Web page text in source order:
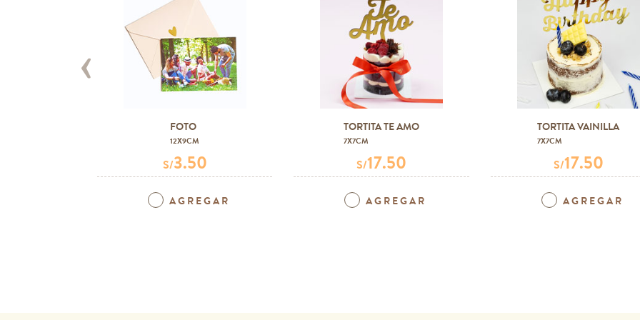
FOTO
12X9CM
S/3.50
AGREGAR
TORTITA TE AMO
7X7CM
S/17.50
AGREGAR
TORTITA VAINILLA
7X7CM
S/17.50
AGREGAR
‹